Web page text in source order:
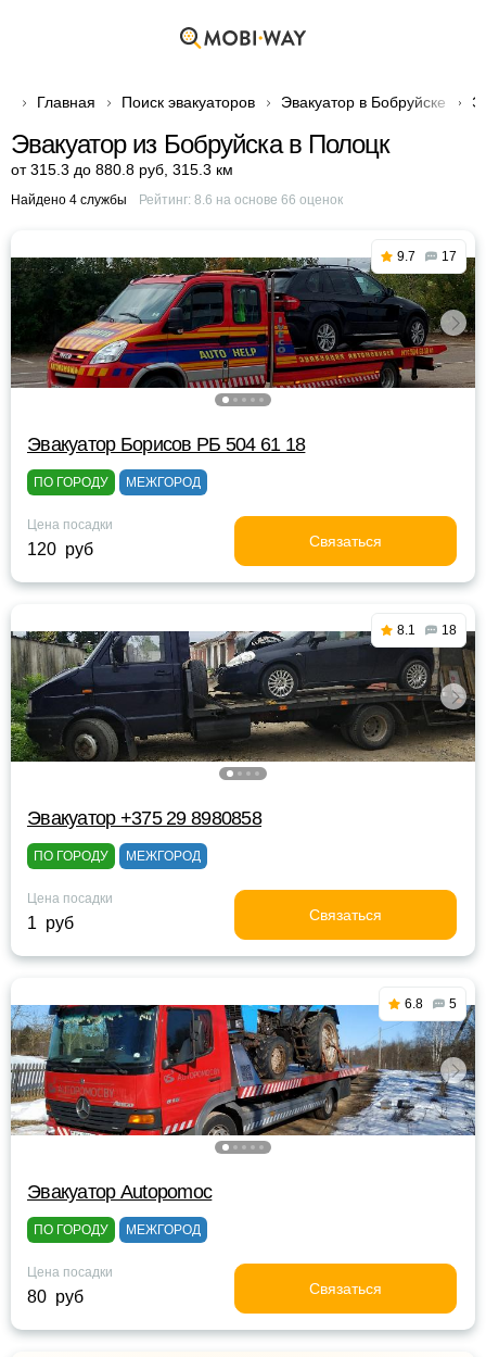
Главная Поиск эвакуаторов Эвакуатор в Бобруйске
Эвакуатор из Бобруйска в Полоцк
от 315.3 до 880.8 руб 315.3 км
Найдено 4 службы Рейтинг: 8.6 на основе 66 оценок
9.7 17
Эвакуатор Борисов РБ 504 61 18
ПО ГОРОДУ МЕЖГОРОД
Цена посадки
120 руб Связаться
8.1 18
Эвакуатор +375 29 8980858
ПО ГОРОДУ МЕЖГОРОД
Цена посадки
1 руб Связаться
6.8 5
Эвакуатор Autopomoc
ПО ГОРОДУ МЕЖГОРОД
Цена посадки
80 руб Связаться